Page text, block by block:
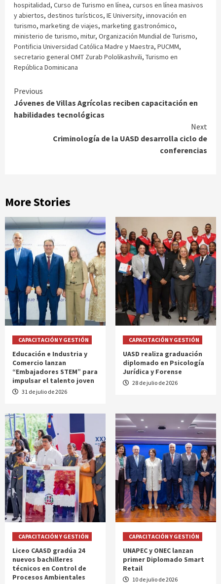
hospitalidad, Curso de Turismo en línea, cursos en línea masivos
y abiertos, destinos turísticos, IE University, innovación en
turismo, marketing de viajes, marketing gastronómico,
ministerio de turismo, mitur, Organización Mundial de Turismo,
Pontificia Universidad Católica Madre y Maestra, PUCMM,
secretario general OMT Zurab Pololikashvili, Turismo en
República Dominicana
Continue
Reading
Previous
Jóvenes de Villas Agrícolas reciben capacitación en
habilidades tecnológicas
Next
Criminología de la UASD desarrolla ciclo de
conferencias
More Stories
CAPACITACIÓN Y GESTIÓN
Educación e Industria y
Comercio lanzan
“Embajadores STEM” para
impulsar el talento joven
31 de julio de 2026
CAPACITACIÓN Y GESTIÓN
UASD realiza graduación
diplomado en Psicología
Jurídica y Forense
28 de julio de 2026
CAPACITACIÓN Y GESTIÓN
Liceo CAASD gradúa 24
nuevos bachilleres
técnicos en Control de
Procesos Ambientales
CAPACITACIÓN Y GESTIÓN
UNAPEC y ONEC lanzan
primer Diplomado Smart
Retail
10 de julio de 2026